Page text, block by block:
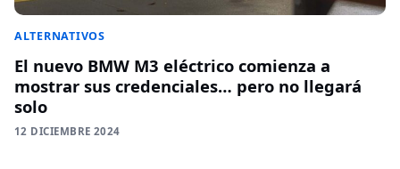
ALTERNATIVOS
El nuevo BMW M3 eléctrico comienza a
mostrar sus credenciales… pero no llegará
solo
12 DICIEMBRE 2024